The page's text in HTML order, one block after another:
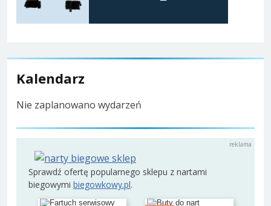
Kalendarz
Nie zaplanowano wydarzeń
Sprawdź ofertę popularnego sklepu z nartami
biegowymi biegowkowy.pl.